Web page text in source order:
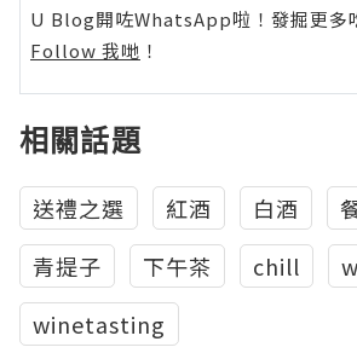
U Blog開咗WhatsApp啦！發掘更多
Follow 我哋 ！
相關話題
送禮之選 紅酒 白酒
青提子
下午茶 chill
winetasting